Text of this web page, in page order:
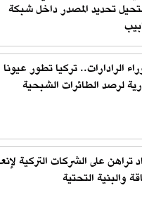
تحديد المصدر داخل شبكة
الرادارات.. تركيا تطور عيونا
لرصد الطائرات الشبحية
تراهن على الشركات التركية
والبنية التحتية